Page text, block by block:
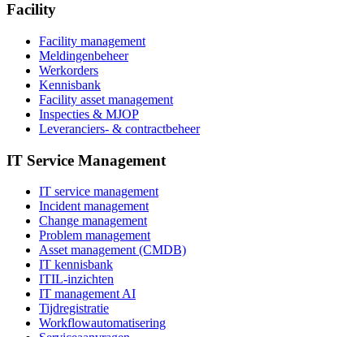
Facility
Facility management
Meldingenbeheer
Werkorders
Kennisbank
Facility asset management
Inspecties & MJOP
Leveranciers- & contractbeheer
IT Service Management
IT service management
Incident management
Change management
Problem management
Asset management (CMDB)
IT kennisbank
ITIL-inzichten
IT management AI
Tijdregistratie
Workflowautomatisering